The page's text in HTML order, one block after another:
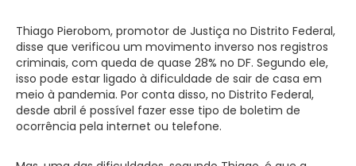
Thiago Pierobom, promotor de Justiça no Distrito Federal,
disse que verificou um movimento inverso nos registros
criminais, com queda de quase 28% no DF. Segundo ele,
isso pode estar ligado à dificuldade de sair de casa em
meio à pandemia. Por conta disso, no Distrito Federal,
desde abril é possível fazer esse tipo de boletim de
ocorrência pela internet ou telefone.